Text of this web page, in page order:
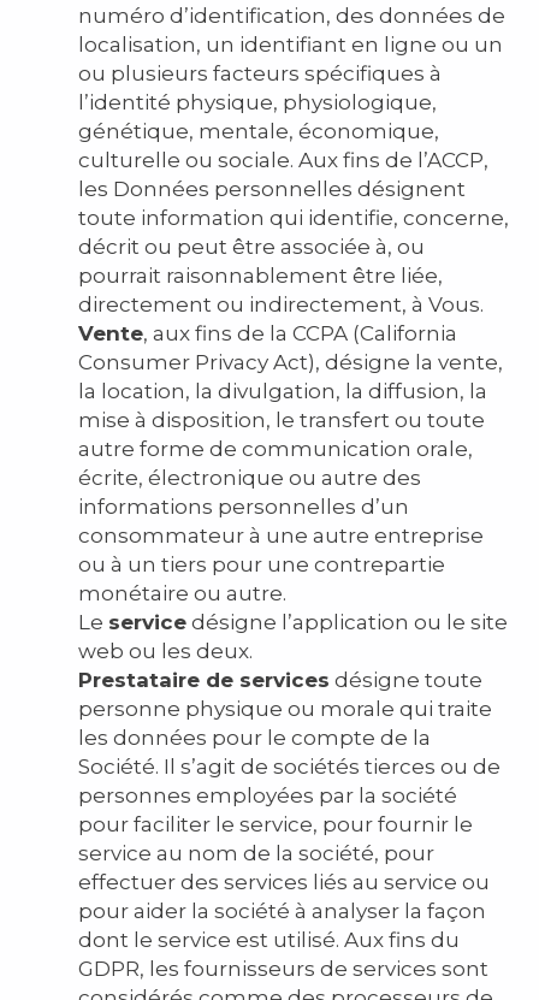
numéro d’identification, des données de
localisation, un identifiant en ligne ou un
ou plusieurs facteurs spécifiques à
l’identité physique, physiologique,
génétique, mentale, économique,
culturelle ou sociale. Aux fins de l’ACCP,
les Données personnelles désignent
toute information qui identifie, concerne,
décrit ou peut être associée à, ou
pourrait raisonnablement être liée,
directement ou indirectement, à Vous.
Vente, aux fins de la CCPA (California
Consumer Privacy Act), désigne la vente,
la location, la divulgation, la diffusion, la
mise à disposition, le transfert ou toute
autre forme de communication orale,
écrite, électronique ou autre des
informations personnelles d’un
consommateur à une autre entreprise
ou à un tiers pour une contrepartie
monétaire ou autre.
Le service désigne l’application ou le site
web ou les deux.
Prestataire de services désigne toute
personne physique ou morale qui traite
les données pour le compte de la
Société. Il s’agit de sociétés tierces ou de
personnes employées par la société
pour faciliter le service, pour fournir le
service au nom de la société, pour
effectuer des services liés au service ou
pour aider la société à analyser la façon
dont le service est utilisé. Aux fins du
GDPR, les fournisseurs de services sont